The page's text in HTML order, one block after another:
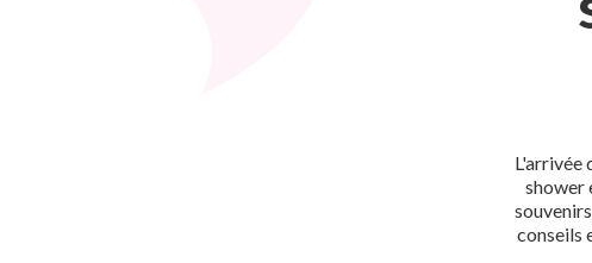
L'arrivée
shower
conseils